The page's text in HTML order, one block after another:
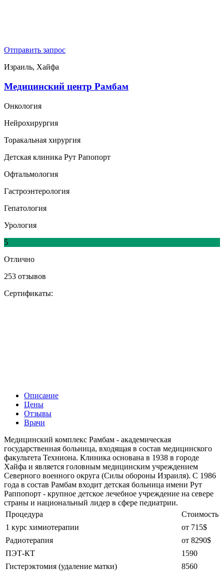
Отправить запрос
Израиль, Хайфа
Медицинский центр Рамбам
Онкология
Нейрохирургия
Торакальная хирургия
Детская клиника Рут Рапопорт
Офтальмология
Гастроэнтерология
Гепатология
Урология
5
Отлично
253 отзывов
Сертификаты:
Описание
Цены
Отзывы
Врачи
Медицинский комплекс Рамбам - академическая
государственная больница, входящая в состав медицинского
факультета Техниона. Клиника основана в 1938 в городе
Хайфа и является головным медицинским учреждением
Северного военного округа (Силы обороны Израиля). С 1986
года в состав Рамбам входит детская больница имени Рут
Раппопорт - крупное детское лечебное учреждение на севере
страны и национальный лидер в сфере педиатрии.
Процедура
Стоимость
1 курс химиотерапии
от 715$
Радиотерапия
от 8290$
ПЭТ-КТ
1590
Гистерэктомия (удаление матки)
8560